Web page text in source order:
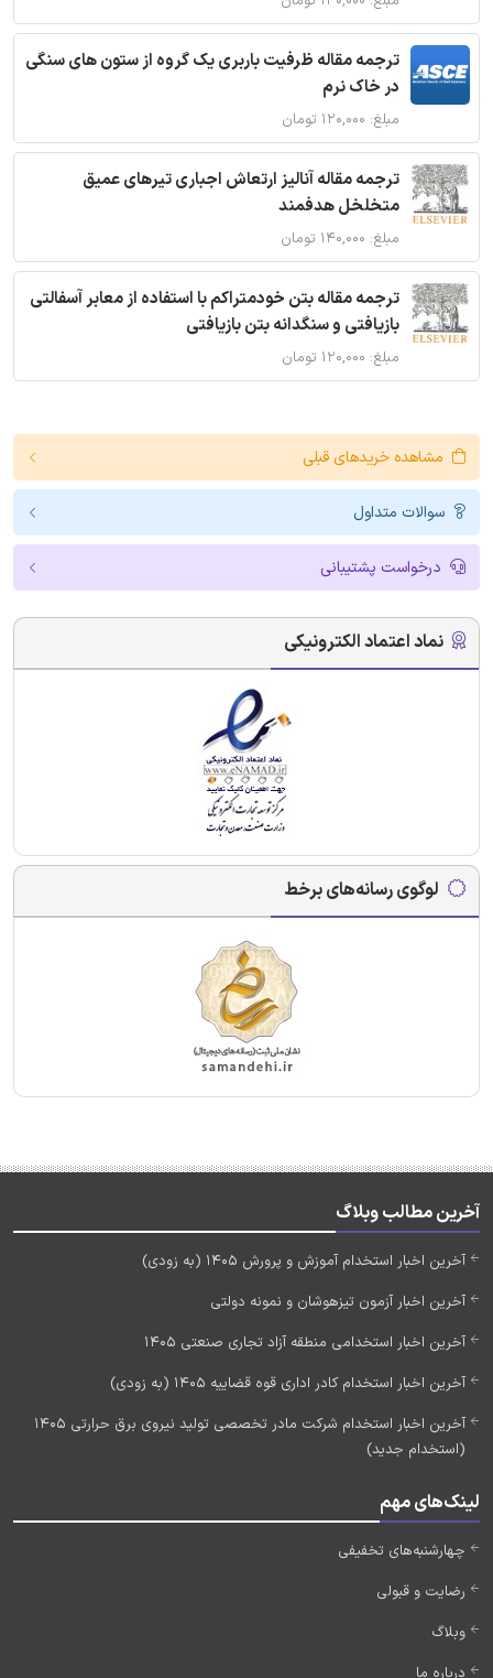
ترجمه مقاله ظرفیت باربری یک گروه از ستون های سنگی
در خاک نرم
مبلغ: ۱۲۰,۰۰۰ تومان
ترجمه مقاله آنالیز ارتعاش اجباری تیرهای عمیق
متخلخل هدفمند
مبلغ: ۱۴۰,۰۰۰ تومان
ترجمه مقاله بتن خودمتراکم با استفاده از معابر آسفالتی
بازیافتی و سنگدانه بتن بازیافتی
مبلغ: ۱۲۰,۰۰۰ تومان
مشاهده خریدهای قبلی
سوالات متداول
درخواست پشتیبانی
نماد اعتماد الکترونیکی
لوگوی رسانه‌های برخط
آخرین مطالب وبلاگ
آخرین اخبار استخدام آموزش و پرورش 1405 (به زودی)
آخرین اخبار آزمون تیزهوشان و نمونه دولتی
آخرین اخبار استخدامی منطقه آزاد تجاری صنعتی 1405
آخرین اخبار استخدام کادر اداری قوه قضاییه 1405 (به زودی)
آخرین اخبار استخدام شرکت مادر تخصصی تولید نیروی برق حرارتی 1405
(استخدام جدید)
لینک‌های مهم
چهارشنبه‌های تخفیفی
رضایت و قبولی
وبلاگ
درباره ما